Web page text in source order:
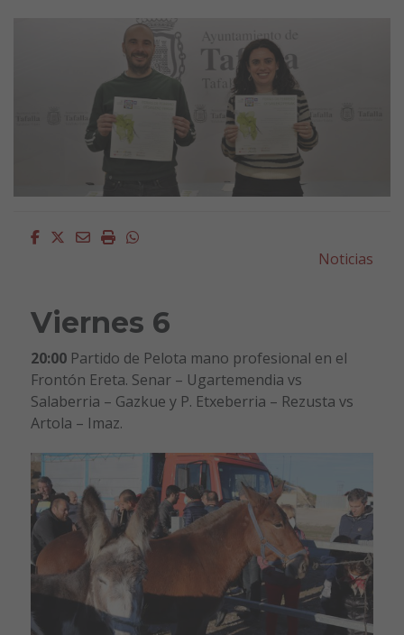
Facebook
Twitter
EmailImprimirWhatsapp
Noticias
Viernes 6
20:00Partido de Pelota mano profesional en el
Frontón Ereta. Senar – Ugartemendia vs
Salaberria – Gazkue y P. Etxeberria – Rezusta vs
Artola – Imaz.